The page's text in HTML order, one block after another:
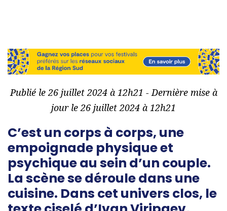
Publié le 26 juillet 2024 à 12h21 - Dernière mise à
jour le 26 juillet 2024 à 12h21
C’est un corps à corps, une
empoignade physique et
psychique au sein d’un couple.
La scène se déroule dans une
cuisine. Dans cet univers clos, le